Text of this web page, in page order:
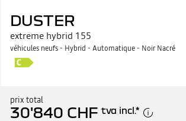
DUSTER
extreme hybrid 155
véhicules neufs - Hybrid - Automatique - Noir Nacré
prix total
30'840 CHF tva incl.*